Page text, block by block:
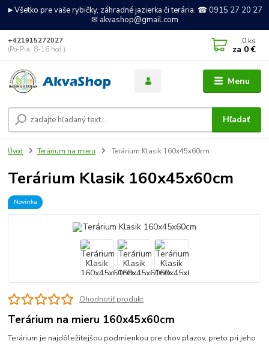
►Všetko pre vaše rybičky, záhradné jazierka či terária. ☎ 0915 27 20 27
✉ akvashop@gmail.com
Menu
Hľadať
+421915272027
(Po-Pia, 8-16 hod.)
0 ks
za 0 €
Úvod Terárium na mieru Terárium Klasik 160x45x60cm
Terárium Klasik 160x45x60cm
Novinka
Ohodnotiť produkt
Terárium na mieru 160x45x60cm
Terárium je najdôležitejšou podmienkou pre chov plazov, preto pri jeho